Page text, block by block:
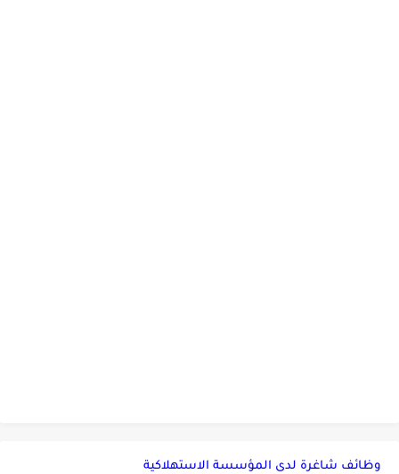
وظائف شاغرة لدى المؤسسة الاستهلاكية